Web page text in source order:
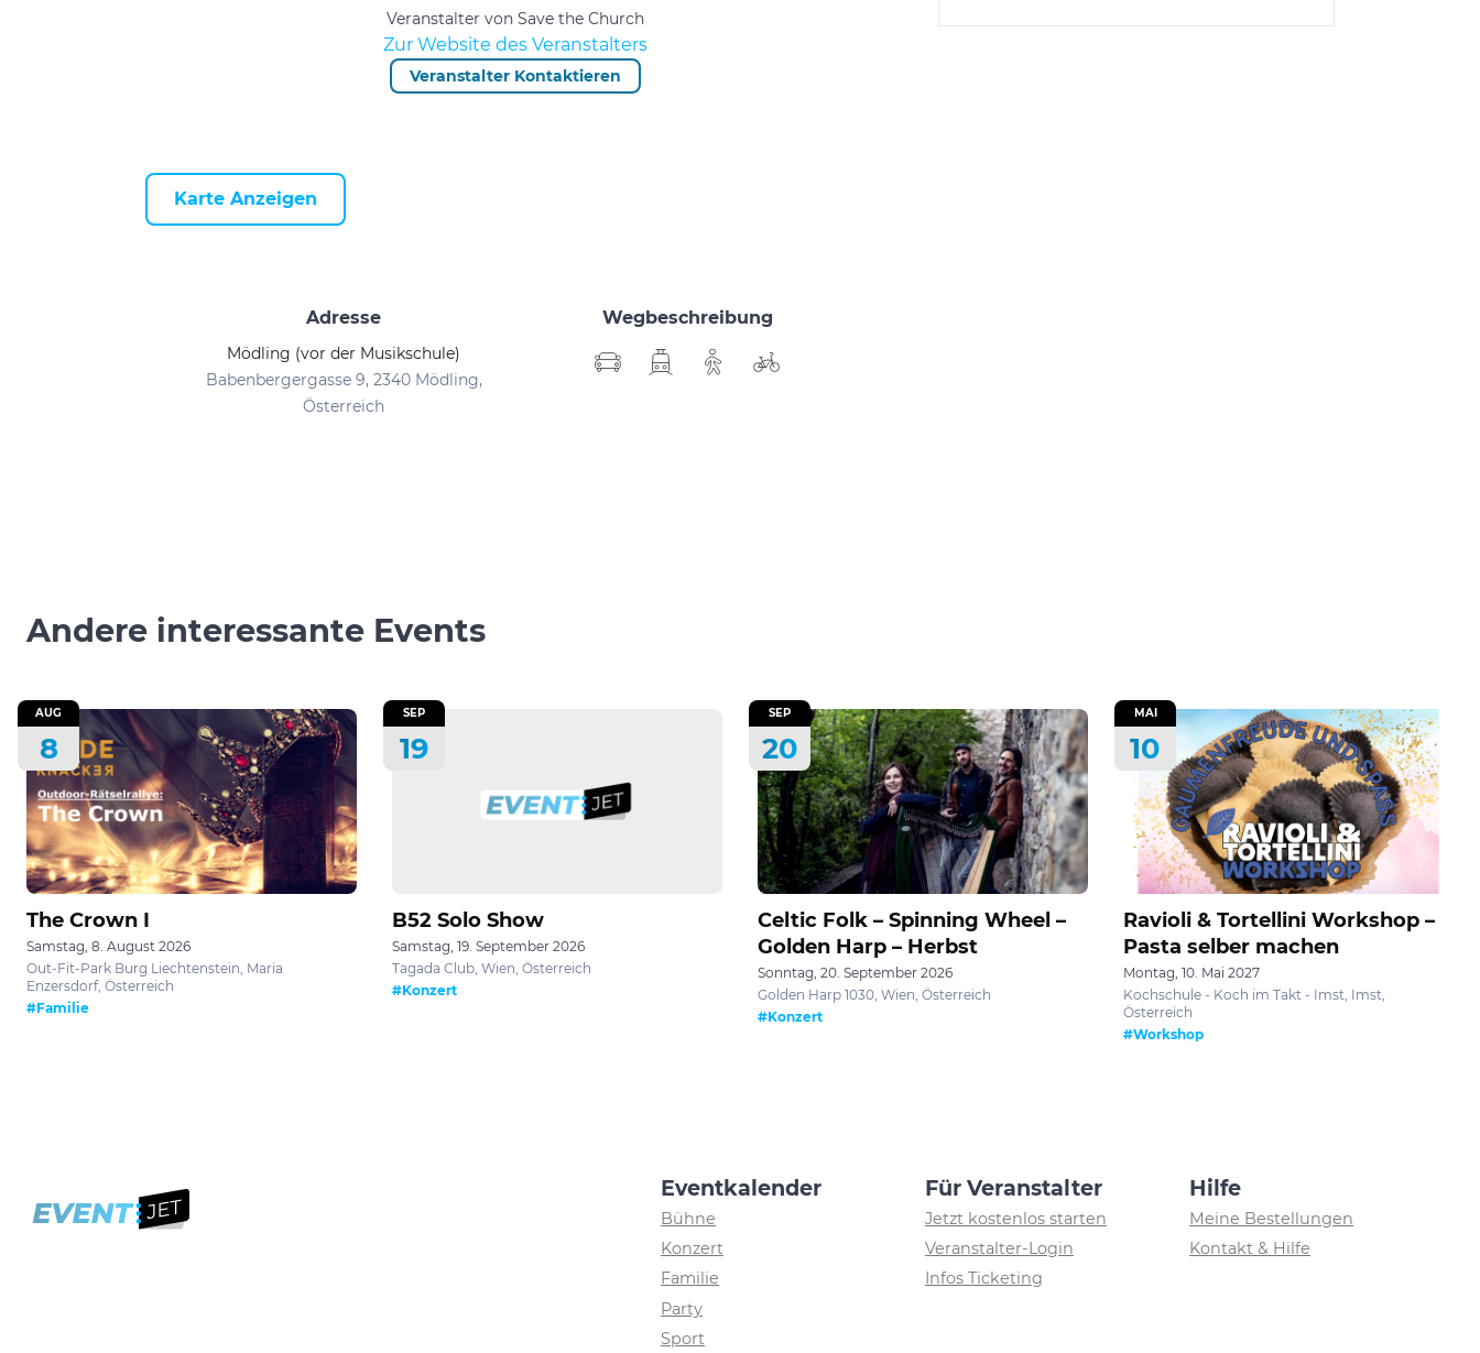
Veranstalter von Save the Church
Zur Website des Veranstalters
Veranstalter Kontaktieren
Karte Anzeigen
Adresse
Mödling (vor der Musikschule)
Babenbergergasse 9, 2340 Mödling,
Österreich
Wegbeschreibung
Andere interessante Events
AUG
8
The Crown I
Samstag, 8. August 2026
Out-Fit-Park Burg Liechtenstein, Maria
Enzersdorf, Österreich
#Familie
SEP
19
B52 Solo Show
Samstag, 19. September 2026
Tagada Club, Wien, Österreich
#Konzert
SEP
20
Celtic Folk – Spinning Wheel –
Golden Harp – Herbst
Sonntag, 20. September 2026
Golden Harp 1030, Wien, Österreich
#Konzert
MAI
10
Ravioli & Tortellini Workshop –
Pasta selber machen
Montag, 10. Mai 2027
Kochschule - Koch im Takt - Imst, Imst,
Österreich
#Workshop
Eventkalender
Bühne
Konzert
Familie
Party
Sport
Für Veranstalter
Jetzt kostenlos starten
Veranstalter-Login
Infos Ticketing
Hilfe
Meine Bestellungen
Kontakt & Hilfe